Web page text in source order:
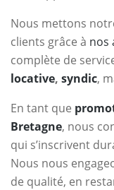
Nous mettons
clients grâce à nos
complète de
locative, syndic,
En tant que
Bretagne, nous
qui s’inscrivent
Nous nous
de qualité, en